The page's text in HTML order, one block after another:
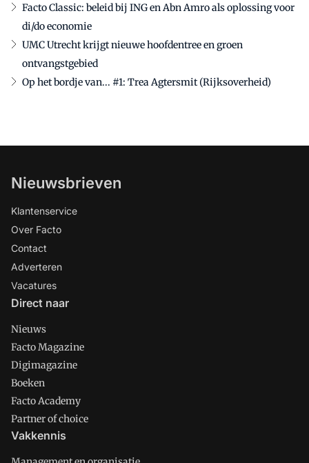
Facto Classic: beleid bij ING en Abn Amro als oplossing voor
di/do economie
UMC Utrecht krijgt nieuwe hoofdentree en groen
ontvangstgebied
Op het bordje van... #1: Trea Agtersmit (Rijksoverheid)
Nieuwsbrieven
Klantenservice
Over Facto
Contact
Adverteren
Vacatures
Direct naar
Nieuws
Facto Magazine
Digimagazine
Boeken
Facto Academy
Partner of choice
Vakkennis